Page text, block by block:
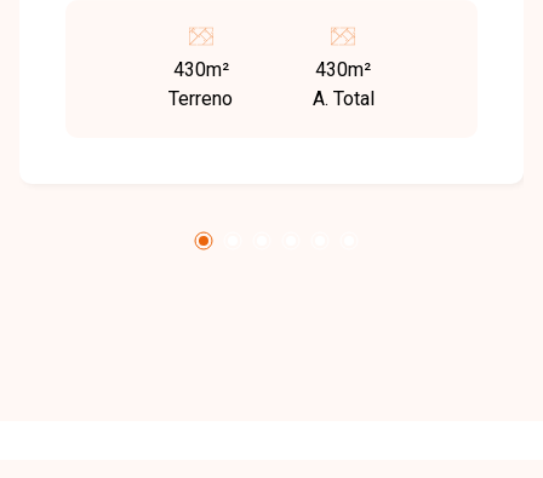
Central da cidade, o bairro oferece infraestrutura
completa, incluindo ruas asfaltadas, iluminação
pública eficiente e coleta de lixo regular. Além
tranquila e segura, com fácil acesso a
430m²
Terreno
430m²
A. Total